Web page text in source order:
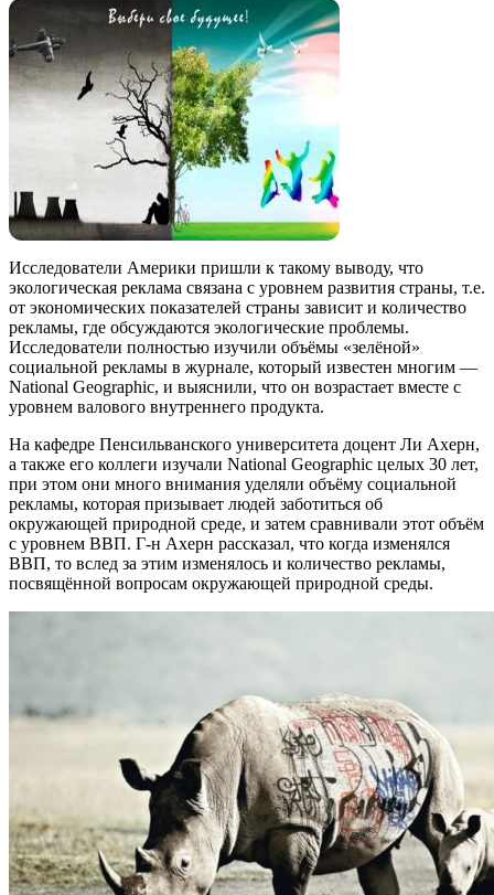
Исследователи Америки пришли к такому выводу, что
экологическая реклама связана с уровнем развития страны, т.е.
от экономических показателей страны зависит и количество
рекламы, где обсуждаются экологические проблемы.
Исследователи полностью изучили объёмы «зелёной»
социальной рекламы в журнале, который известен многим —
National Geographic, и выяснили, что он возрастает вместе с
уровнем валового внутреннего продукта.
На кафедре Пенсильванского университета доцент Ли Ахерн,
а также его коллеги изучали National Geographic целых 30 лет,
при этом они много внимания уделяли объёму социальной
рекламы, которая призывает людей заботиться об
окружающей природной среде, и затем сравнивали этот объём
с уровнем ВВП. Г-н Ахерн рассказал, что когда изменялся
ВВП, то вслед за этим изменялось и количество рекламы,
посвящённой вопросам окружающей природной среды.